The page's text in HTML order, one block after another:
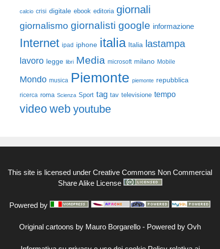
calcio crisi digitale ebook editoria giornali
giornalismo giornalisti google informazione
Internet ipad iphone italia Italia lastampa
lavoro legge libri Media microsoft milano Mobile
Mondo musica Piemonte piemonte repubblica
ricerca roma Scienza Sport tag tav televisione tempo
video web youtube
This site is licensed under Creative Commons Non Commercial
Share Alike License
Powered by
Original cartoons by Mauro Borgarello - Powered by Ovh